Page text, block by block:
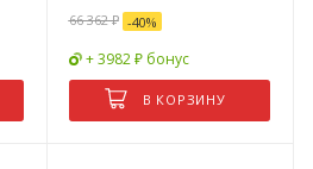
66 362₽ -40%
+ 3982 ₽ бонус
В КОРЗИНУ